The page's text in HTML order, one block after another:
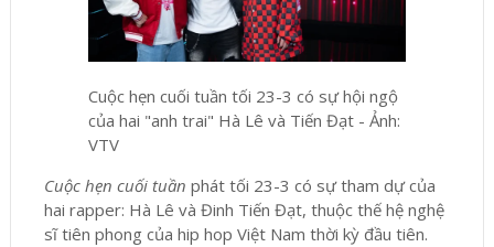
Cuộc hẹn cuối tuần tối 23-3 có sự hội ngộ
của hai "anh trai" Hà Lê và Tiến Đạt - Ảnh:
VTV
Cuộc hẹn cuối tuần phát tối 23-3 có sự tham dự của
hai rapper: Hà Lê và Đinh Tiến Đạt, thuộc thế hệ nghệ
sĩ tiên phong của hip hop Việt Nam thời kỳ đầu tiên.